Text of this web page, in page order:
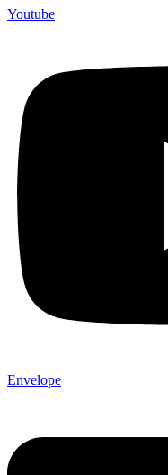
Youtube
Envelope